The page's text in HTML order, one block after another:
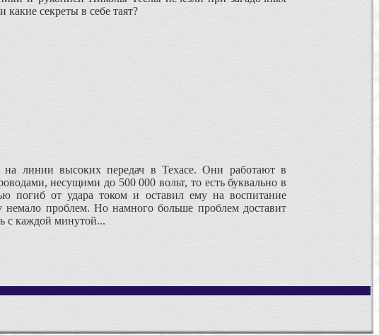
какие секреты в себе таят?
линии высоких передач в Техасе. Они работают в
несущими до 500 000 вольт, то есть буквально в
погиб от удара током и оставил ему на воспитание
немало проблем. Но намного больше проблем доставит
с каждой минутой...